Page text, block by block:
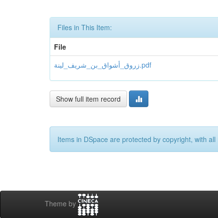
Files in This Item:
File
زروق_أشواق_بن_شريف_لينة.pdf
Show full item record
Items in DSpace are protected by copyright, with
Theme by